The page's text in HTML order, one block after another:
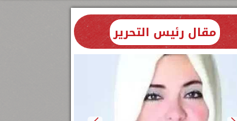
مقال رئيس التحرير